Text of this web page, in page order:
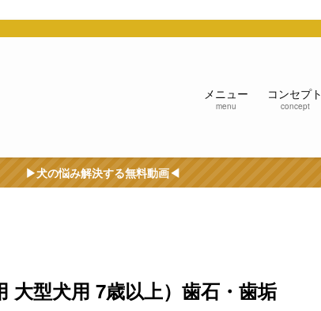
メニュー
menu
コンセプト
concept
▶︎犬の悩み解決する無料動画◀︎
型犬用 7歳以上）歯石・歯垢